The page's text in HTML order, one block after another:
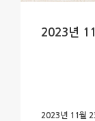
2023년
2023년 11월